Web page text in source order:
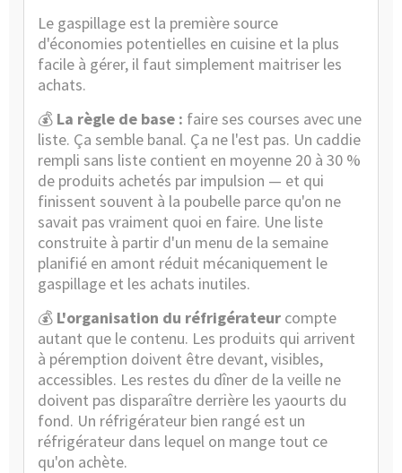
Le gaspillage est la première source
d'économies potentielles en cuisine et la plus
facile à gérer, il faut simplement maitriser les
achats.
💰 La règle de base : faire ses courses avec une
liste. Ça semble banal. Ça ne l'est pas. Un caddie
rempli sans liste contient en moyenne 20 à 30 %
de produits achetés par impulsion — et qui
finissent souvent à la poubelle parce qu'on ne
savait pas vraiment quoi en faire. Une liste
construite à partir d'un menu de la semaine
planifié en amont réduit mécaniquement le
gaspillage et les achats inutiles.
💰 L'organisation du réfrigérateur compte
autant que le contenu. Les produits qui arrivent
à péremption doivent être devant, visibles,
accessibles. Les restes du dîner de la veille ne
doivent pas disparaître derrière les yaourts du
fond. Un réfrigérateur bien rangé est un
réfrigérateur dans lequel on mange tout ce
qu'on achète.